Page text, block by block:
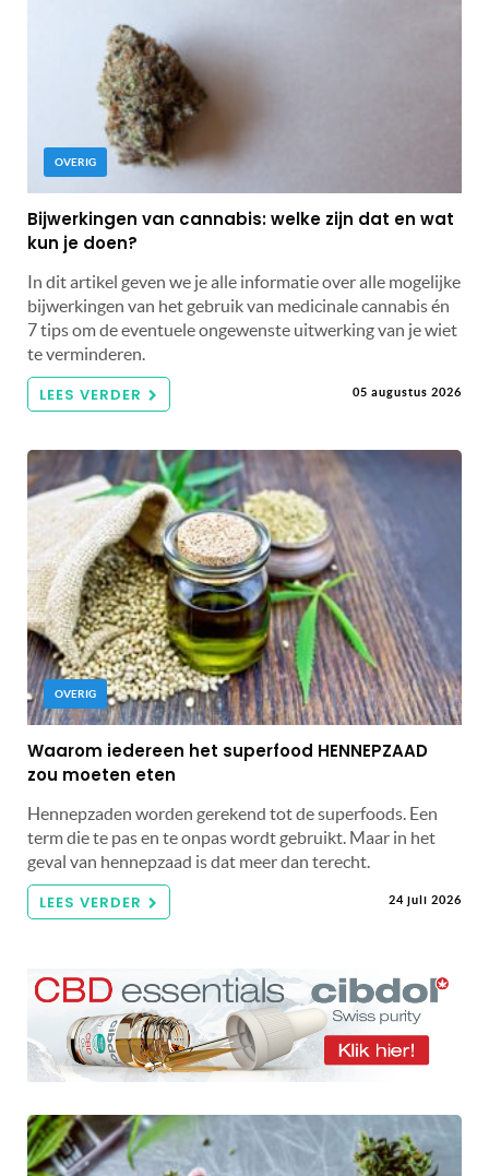
OVERIG
Bijwerkingen van cannabis: welke zijn dat en wat
kun je doen?
In dit artikel geven we je alle informatie over alle mogelijke
bijwerkingen van het gebruik van medicinale cannabis én
7 tips om de eventuele ongewenste uitwerking van je wiet
te verminderen.
LEES VERDER 05 augustus 2026
OVERIG
Waarom iedereen het superfood HENNEPZAAD
zou moeten eten
Hennepzaden worden gerekend tot de superfoods. Een
term die te pas en te onpas wordt gebruikt. Maar in het
geval van hennepzaad is dat meer dan terecht.
LEES VERDER 24 juli 2026